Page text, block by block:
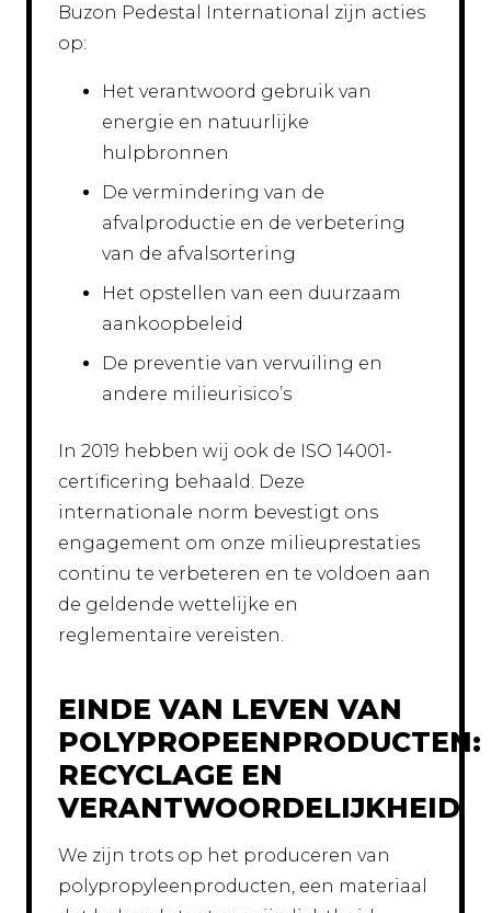
Buzon Pedestal International zijn acties
op:
Het verantwoord gebruik van
energie en natuurlijke
hulpbronnen
De vermindering van de
afvalproductie en de verbetering
van de afvalsortering
Het opstellen van een duurzaam
aankoopbeleid
De preventie van vervuiling en
andere milieurisico’s
In 2019 hebben wij ook de ISO 14001-
certificering behaald. Deze
internationale norm bevestigt ons
engagement om onze milieuprestaties
continu te verbeteren en te voldoen aan
de geldende wettelijke en
reglementaire vereisten.
EINDE VAN LEVEN VAN
POLYPROPEENPRODUCTEN:
RECYCLAGE EN
VERANTWOORDELIJKHEID
We zijn trots op het produceren van
polypropyleenproducten, een materiaal